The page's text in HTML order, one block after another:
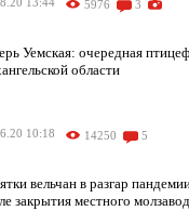
13:44 5976 3
Уемская: очередная
области
10:18 14250 5
вельчан в разгар
закрытия местного